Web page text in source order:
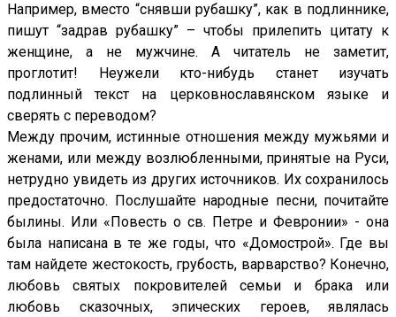
Например, вместо “снявши рубашку”, как в подлиннике,
пишут “задрав рубашку” – чтобы прилепить цитату к
женщине, а не мужчине. А читатель не заметит,
проглотит! Неужели кто-нибудь станет изучать
подлинный текст на церковнославянском языке и
сверять с переводом?
Между прочим, истинные отношения между мужьями и
женами, или между возлюбленными, принятые на Руси,
нетрудно увидеть из других источников. Их сохранилось
предостаточно. Послушайте народные песни, почитайте
былины. Или «Повесть о св. Петре и Февронии» - она
была написана в те же годы, что «Домострой». Где вы
там найдете жестокость, грубость, варварство? Конечно,
любовь святых покровителей семьи и брака или
любовь сказочных, эпических героев, являлась